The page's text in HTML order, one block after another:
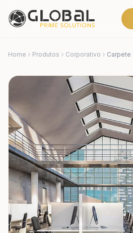
Home Produtos Corporativo Carpete